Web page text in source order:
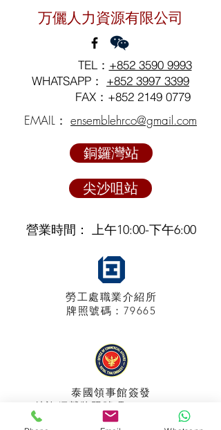
万儷人力資源有限公司
TEL： +852 3590 9993
WHATSAPP： +852 3997 3399
FAX：+852 2149 0779
EMAIL： ensemblehrco@gmail.com
銅鑼灣站
尖沙咀站
營業時間： 上午10:00-下午6:00
勞工處職業介紹所
牌照號碼：79665
泰國領事館簽發
特許經營牌照號碼：048/2025